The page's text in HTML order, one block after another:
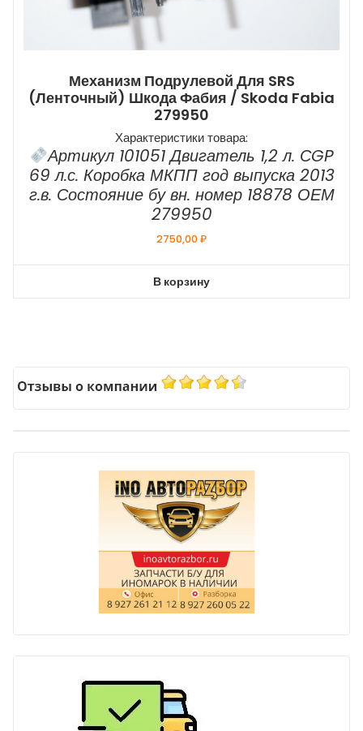
Механизм Подрулевой Для SRS
(ленточный) Шкода Фабия / Skoda Fabia
279950
Характеристики товара:
Артикул 101051 Двигатель 1,2 л. СGP
69 л.с. Коробка МКПП год выпуска 2013
г.в. Состояние бу вн. номер 18878 ОЕМ
279950
2750,00₽
В корзину